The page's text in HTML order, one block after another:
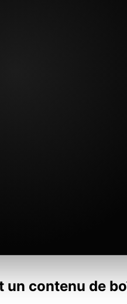
un contenu de